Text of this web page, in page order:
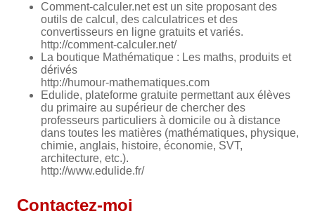
Comment-calculer.net est un site proposant des
outils de calcul, des calculatrices et des
convertisseurs en ligne gratuits et variés.
http://comment-calculer.net/
La boutique Mathématique : Les maths, produits et
dérivés
http://humour-mathematiques.com
Edulide, plateforme gratuite permettant aux élèves
du primaire au supérieur de chercher des
professeurs particuliers à domicile ou à distance
dans toutes les matières (mathématiques, physique,
chimie, anglais, histoire, économie, SVT,
architecture, etc.).
http://www.edulide.fr/
Contactez-moi